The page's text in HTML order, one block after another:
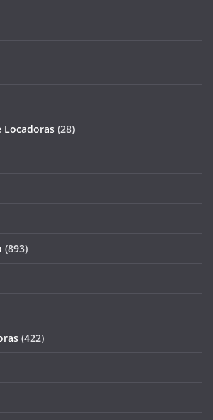
Locadoras (28)
(893)
(422)